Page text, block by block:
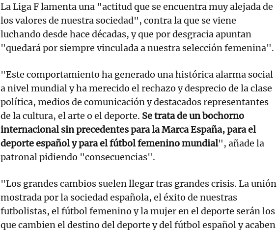
La Liga F lamenta una "actitud que se encuentra muy alejada de
los valores de nuestra sociedad", contra la que se viene
luchando desde hace décadas, y que por desgracia apuntan
"quedará por siempre vinculada a nuestra selección femenina".
"Este comportamiento ha generado una histórica alarma social
a nivel mundial y ha merecido el rechazo y desprecio de la clase
política, medios de comunicación y destacados representantes
de la cultura, el arte o el deporte. Se trata de un bochorno
internacional sin precedentes para la Marca España, para el
deporte español y para el fútbol femenino mundial", añade la
patronal pidiendo "consecuencias".
"Los grandes cambios suelen llegar tras grandes crisis. La unión
mostrada por la sociedad española, el éxito de nuestras
futbolistas, el fútbol femenino y la mujer en el deporte serán los
que cambien el destino del deporte y del fútbol español y acaben